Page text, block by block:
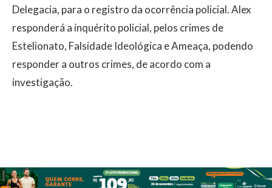
Delegacia, para o registro da ocorrência policial. Alex
responderá a inquérito policial, pelos crimes de
Estelionato, Falsidade Ideológica e Ameaça, podendo
responder a outros crimes, de acordo com a
investigação.